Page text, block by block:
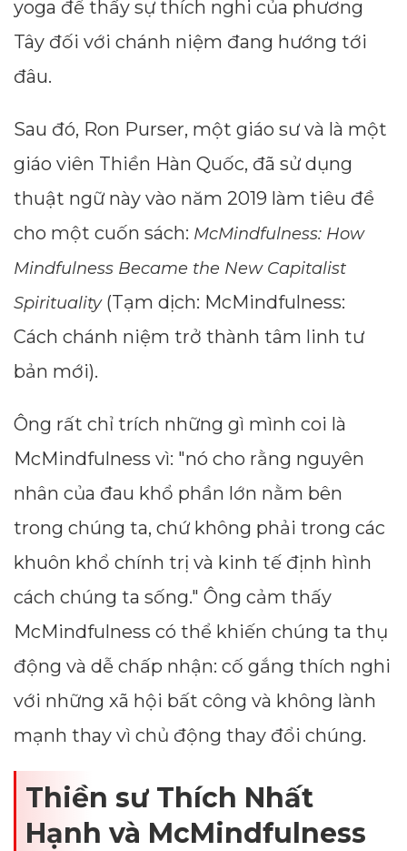
yoga để thấy sự thích nghi của phương
Tây đối với chánh niệm đang hướng tới
đâu.
Sau đó, Ron Purser, một giáo sư và là một
giáo viên Thiền Hàn Quốc, đã sử dụng
thuật ngữ này vào năm 2019 làm tiêu đề
cho một cuốn sách: McMindfulness: How
Mindfulness Became the New Capitalist
Spirituality(Tạm dịch: McMindfulness:
Cách chánh niệm trở thành tâm linh tư
bản mới).
Ông rất chỉ trích những gì mình coi là
McMindfulness vì: "nó cho rằng nguyên
nhân của đau khổ phần lớn nằm bên
trong chúng ta, chứ không phải trong các
khuôn khổ chính trị và kinh tế định hình
cách chúng ta sống." Ông cảm thấy
McMindfulness có thể khiến chúng ta thụ
động và dễ chấp nhận: cố gắng thích nghi
với những xã hội bất công và không lành
mạnh thay vì chủ động thay đổi chúng.
Thiền sư Thích Nhất
Hạnh và McMindfulness